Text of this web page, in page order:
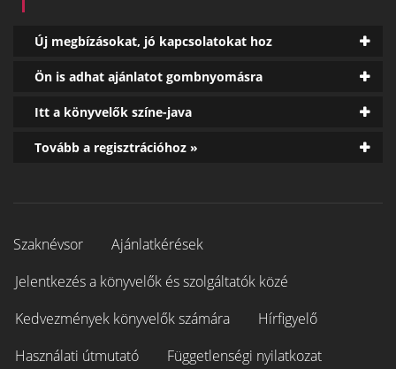
Új megbízásokat, jó kapcsolatokat hoz
Ön is adhat ajánlatot gombnyomásra
Itt a könyvelők színe-java
Tovább a regisztrációhoz »
Szaknévsor
Ajánlatkérések
Jelentkezés a könyvelők és szolgáltatók közé
Kedvezmények könyvelők számára
Hírfigyelő
Használati útmutató
Függetlenségi nyilatkozat